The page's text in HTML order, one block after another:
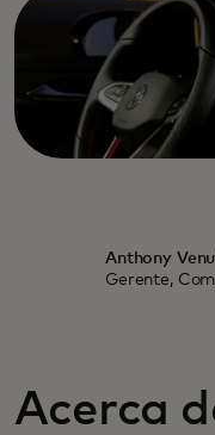
Anthony
Gerente,
Acerca